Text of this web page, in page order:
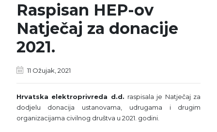
Raspisan HEP-ov
Natječaj za donacije
2021.
11 Ožujak, 2021
Hrvatska elektroprivreda d.d. raspisala je Natječaj za
dodjelu donacija ustanovama, udrugama i drugim
organizacijama civilnog društva u 2021. godini.